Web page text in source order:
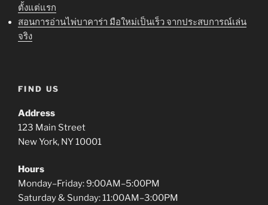
ตั้งแต่แรก
สอนการอ่านไพ่บาคาร่า มือใหม่เป็นเร็ว จากประสบการณ์เล่น
จริง
FIND US
Address
123 Main Street
New York, NY 10001
Hours
Monday–Friday: 9:00AM–5:00PM
Saturday & Sunday: 11:00AM–3:00PM